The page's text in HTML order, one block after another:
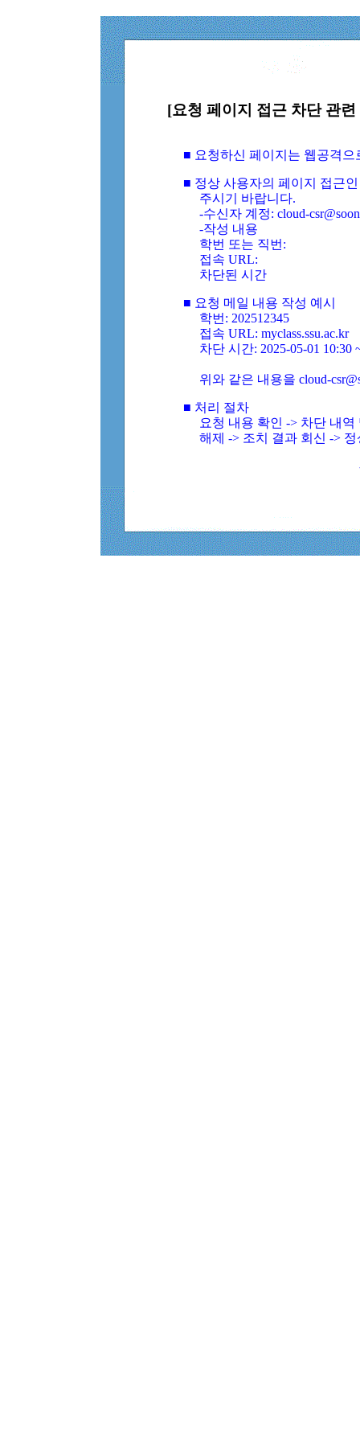
[요청 페이지 접근 차단 관
■ 요청하신 페이지는 웹공격
■ 정상 사용자의 페이지 접근
주시기 바랍니다.
-수신자 계정: cloud-
-작성 내용
학번 또는 직번:
접속 URL:
차단된 시간
■ 요청 메일 내용 작성 예시
학번: 202512345
접속 URL: myclass.ssu.ac.kr
차단 시간: 2025-05-01 10:30
위와 같은 내용을 cloud-
■ 처리 절차
요청 내용 확인 -> 차단 내
해제 -> 조치 결과 회신 ->